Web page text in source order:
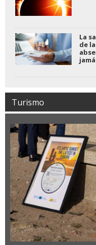
La
de
Turismo